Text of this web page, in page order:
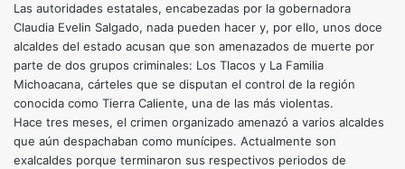
Las autoridades estatales, encabezadas por la gobernadora
Claudia Evelin Salgado, nada pueden hacer y, por ello, unos doce
alcaldes del estado acusan que son amenazados de muerte por
parte de dos grupos criminales: Los Tlacos y La Familia
Michoacana, cárteles que se disputan el control de la región
conocida como Tierra Caliente, una de las más violentas.
Hace tres meses, el crimen organizado amenazó a varios alcaldes
que aún despachaban como munícipes. Actualmente son
exalcaldes porque terminaron sus respectivos periodos de